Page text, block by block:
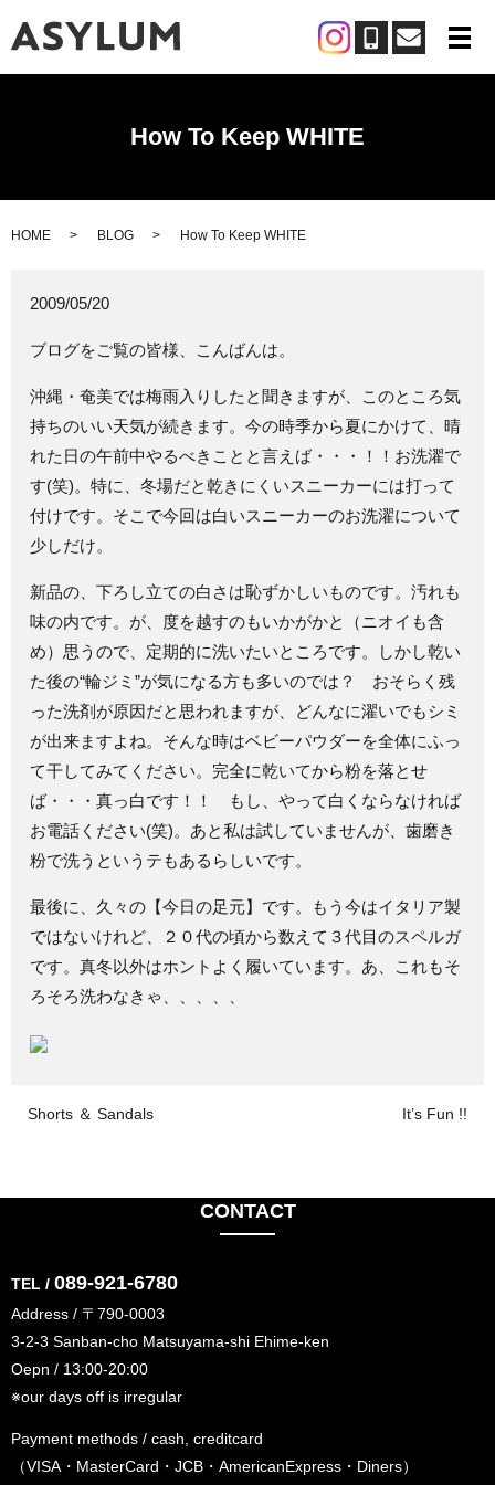
メ
How To Keep WHITE
HOME BLOG How To Keep WHITE
2009/05/20
ブログをご覧の皆様、こんばんは。
沖縄・奄美では梅雨入りしたと聞きますが、このところ気
持ちのいい天気が続きます。今の時季から夏にかけて、晴
れた日の午前中やるべきことと言えば・・・！！お洗濯で
す(笑)。特に、冬場だと乾きにくいスニーカーには打って
付けです。そこで今回は白いスニーカーのお洗濯について
少しだけ。
新品の、下ろし立ての白さは恥ずかしいものです。汚れも
味の内です。が、度を越すのもいかがかと（ニオイも含
め）思うので、定期的に洗いたいところです。しかし乾い
た後の“輪ジミ”が気になる方も多いのでは？ おそらく残
った洗剤が原因だと思われますが、どんなに濯いでもシミ
が出来ますよね。そんな時はベビーパウダーを全体にふっ
て干してみてください。完全に乾いてから粉を落とせ
ば・・・真っ白です！！ もし、やって白くならなければ
お電話ください(笑)。あと私は試していませんが、歯磨き
粉で洗うというテもあるらしいです。
最後に、久々の【今日の足元】です。もう今はイタリア製
ではないけれど、２０代の頃から数えて３代目のスペルガ
です。真冬以外はホントよく履いています。あ、これもそ
ろそろ洗わなきゃ、、、、、
Shorts ＆ Sandals It’s Fun !!
CONTACT
TEL / 089-921-6780
Address / 〒790-0003
3-2-3 Sanban-cho Matsuyama-shi Ehime-ken
Oepn / 13:00-20:00
※our days off is irregular
Payment methods / cash, creditcard
（VISA・MasterCard・JCB・AmericanExpress・Diners）